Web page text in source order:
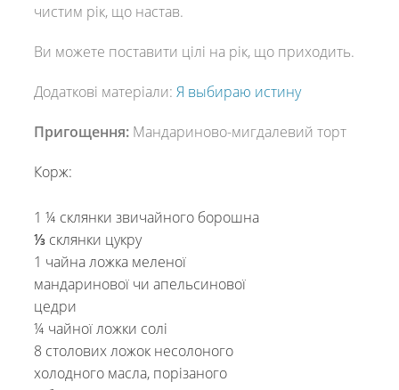
чистим рік, що настав.
Ви можете поставити цілі на рік, що приходить.
Додаткові матеріали: Я выбираю истину
Пригощення:Мандариново-мигдалевий торт
Корж:
1 ¼ склянки звичайного борошна
⅓ склянки цукру
1 чайна ложка меленої
мандаринової чи апельсинової
цедри
¼ чайної ложки солі
8 столових ложок несолоного
холодного масла, порізаного